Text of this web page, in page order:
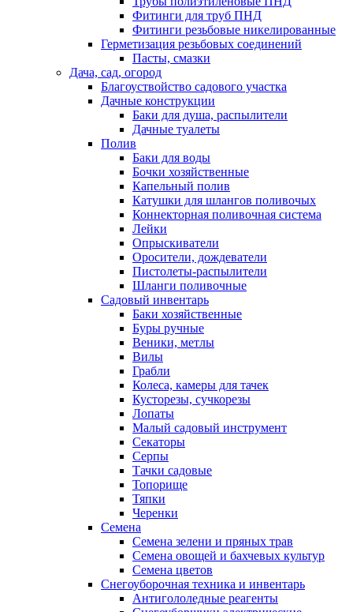
Фитинги для труб ПНД
Фитинги резьбовые никелированные
Герметизация резьбовых соединений
Пасты, смазки
Дача, сад, огород
Благоуствойство садового участка
Дачные конструкции
Баки для душа, распылители
Дачные туалеты
Полив
Баки для воды
Бочки хозяйственные
Капельный полив
Катушки для шлангов поливочых
Коннекторная поливочная система
Лейки
Опрыскиватели
Оросители, дождеватели
Пистолеты-распылители
Шланги поливочные
Садовый инвентарь
Баки хозяйственные
Буры ручные
Веники, метлы
Вилы
Грабли
Колеса, камеры для тачек
Кусторезы, сучкорезы
Лопаты
Малый садовый инструмент
Секаторы
Серпы
Тачки садовые
Топорище
Тяпки
Черенки
Семена
Семена зелени и пряных трав
Семена овощей и бахчевых культур
Семена цветов
Снегоуборочная техника и инвентарь
Антигололедные реагенты